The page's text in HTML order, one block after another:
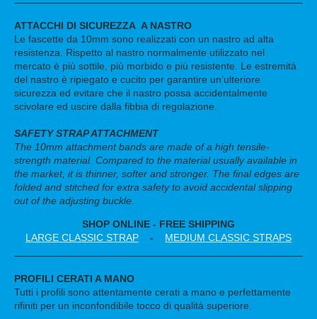
ATTACCHI DI SICUREZZA A NASTRO
Le fascette da 10mm sono realizzati con un nastro ad alta
resistenza. Rispetto al nastro normalmente utilizzato nel
mercato è più sottile, più morbido e più resistente. Le estremità
del nastro è ripiegato e cucito per garantire un’ulteriore
sicurezza ed evitare che il nastro possa accidentalmente
scivolare ed uscire dalla fibbia di regolazione.
SAFETY STRAP ATTACHMENT
The 10mm attachment bands are made of a high tensile-
strength material. Compared to the material usually available in
the market, it is thinner, softer and stronger. The final edges are
folded and stitched for extra safety to avoid accidental slipping
out of the adjusting buckle.
SHOP ONLINE - FREE SHIPPING
LARGE CLASSIC STRAP - MEDIUM CLASSIC STRAPS
PROFILI CERATI A MANO
Tutti i profili sono attentamente cerati a mano e perfettamente
rifiniti per un inconfondibile tocco di qualità superiore.